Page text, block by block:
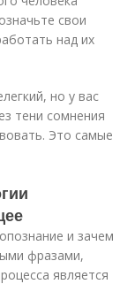
свои
над их
но у вас
тени сомнения
Это самые
и зачем
фразами,
является